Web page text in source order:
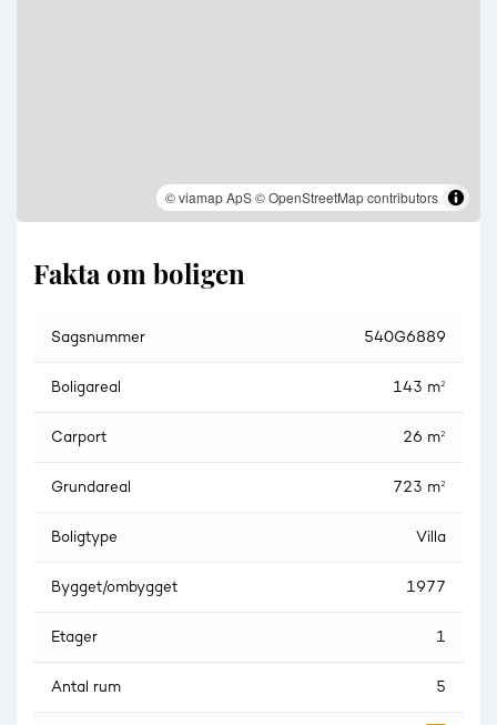
lyst, minimalistisk og veludført. En køkkenhalvø skaber
naturlig plads, hvor familien kan samles om madlavning og
og en hyggelig sofaafdeling, og den store Lacuna foldedør
sikrer et dejligt lysindfald. Denne er den ene af to direkte
udenfor eller se efter børnene, mens de leger i haven.
Bryggerset ligger i forlængelse af køkkenet – et lyst og
praktisk rum med klinker og vaske- og tørrefaciliteter samt
huset selv. Den er nem at holde, men fuld af liv og
børnene, store græsarealer til leg og boldspil samt flere
af træer og buske, der giver privatliv og skaber en fredelig,
grøn oase. Med til huset hører også en carport og et praktisk
© viamap ApS© OpenStreetMap contributors
Fakta om boligen
Sagsnummer 540G6889
Boligareal 143 m²
Carport 26 m²
Grundareal 723 m²
Boligtype Villa
Bygget/ombygget 1977
Etager 1
Antal rum 5